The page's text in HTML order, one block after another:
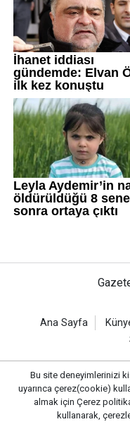
Ana Sayfa
Bu site deneyimlerinizi
uyarınca çerez(cookie)
almak için Çerez
kullanarak,